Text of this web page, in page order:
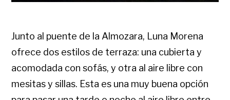
Junto al puente de la Almozara, Luna Morena
ofrece dos estilos de terraza: una cubierta y
acomodada con sofás, y otra al aire libre con
mesitas y sillas. Esta es una muy buena opción